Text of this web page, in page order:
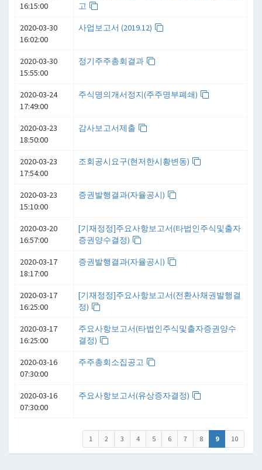
16:15:00
고
2020-03-30
16:02:00
사업보고서 (2019.12)
2020-03-30
15:55:00
정기주주총회결과
2020-03-24
17:49:00
주식명의개서정지(주주명부폐쇄)
2020-03-23
18:50:00
감사보고서제출
2020-03-23
17:54:00
조회공시요구(현저한시황변동)
2020-03-23
15:10:00
증권발행결과(자율공시)
2020-03-20
16:57:00
[기재정정]주요사항보고서(타법인주식및출자
증권양수결정)
2020-03-17
18:17:00
증권발행결과(자율공시)
2020-03-17
16:25:00
[기재정정]주요사항보고서(전환사채권발행결
정)
2020-03-17
16:25:00
주요사항보고서(타법인주식및출자증권양수
결정)
2020-03-16
07:30:00
주주총회소집공고
2020-03-16
07:30:00
주요사항보고서(유상증자결정)
1 2 3 4 5 6 7 8 9 10